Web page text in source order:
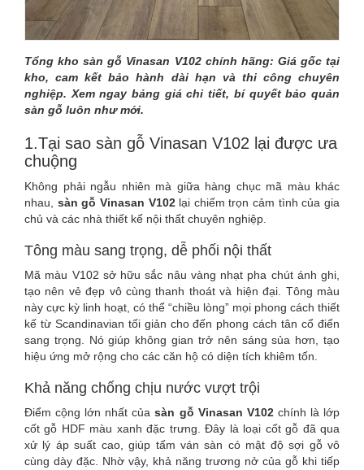
TỐT
NHẤT
Tổng kho sàn gỗ Vinasan V102 chính hãng: Giá gốc tại
kho, cam kết bảo hành dài hạn và thi công chuyên
nghiệp. Xem ngay bảng giá chi tiết, bí quyết bảo quản
sàn gỗ luôn như mới.
1.Tại sao sàn gỗ Vinasan V102 lại được ưa
chuộng
Không phải ngẫu nhiên mà giữa hàng chục mã màu khác
nhau, sàn gỗ Vinasan V102lại chiếm trọn cảm tình của gia
chủ và các nhà thiết kế nội thất chuyên nghiệp.
Tông màu sang trọng, dễ phối nội thất
Mã màu V102 sở hữu sắc nâu vàng nhạt pha chút ánh ghi,
tạo nên vẻ đẹp vô cùng thanh thoát và hiện đại. Tông màu
này cực kỳ linh hoạt, có thể “chiều lòng” mọi phong cách thiết
kế từ Scandinavian tối giản cho đến phong cách tân cổ điển
sang trọng. Nó giúp không gian trở nên sáng sủa hơn, tạo
hiệu ứng mở rộng cho các căn hộ có diện tích khiêm tốn.
Khả năng chống chịu nước vượt trội
Điểm cộng lớn nhất củasàn gỗ Vinasan V102chính là lớp
cốt gỗ HDF màu xanh đặc trưng. Đây là loại cốt gỗ đã qua
xử lý áp suất cao, giúp tấm ván sàn có mật độ sợi gỗ vô
cùng dày đặc. Nhờ vậy, khả năng trương nở của gỗ khi tiếp